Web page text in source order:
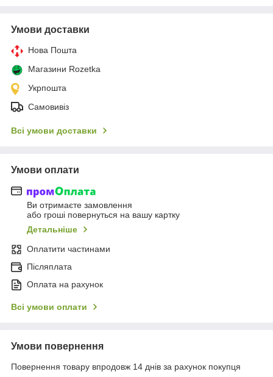
Умови доставки
Нова Пошта
Магазини Rozetka
Укрпошта
Самовивіз
Всі умови доставки
Умови оплати
Ви отримаєте замовлення
або гроші повернуться на вашу картку
Детальніше
Оплатити частинами
Післяплата
Оплата на рахунок
Всі умови оплати
Умови повернення
Повернення товару впродовж 14 днів за рахунок покупця